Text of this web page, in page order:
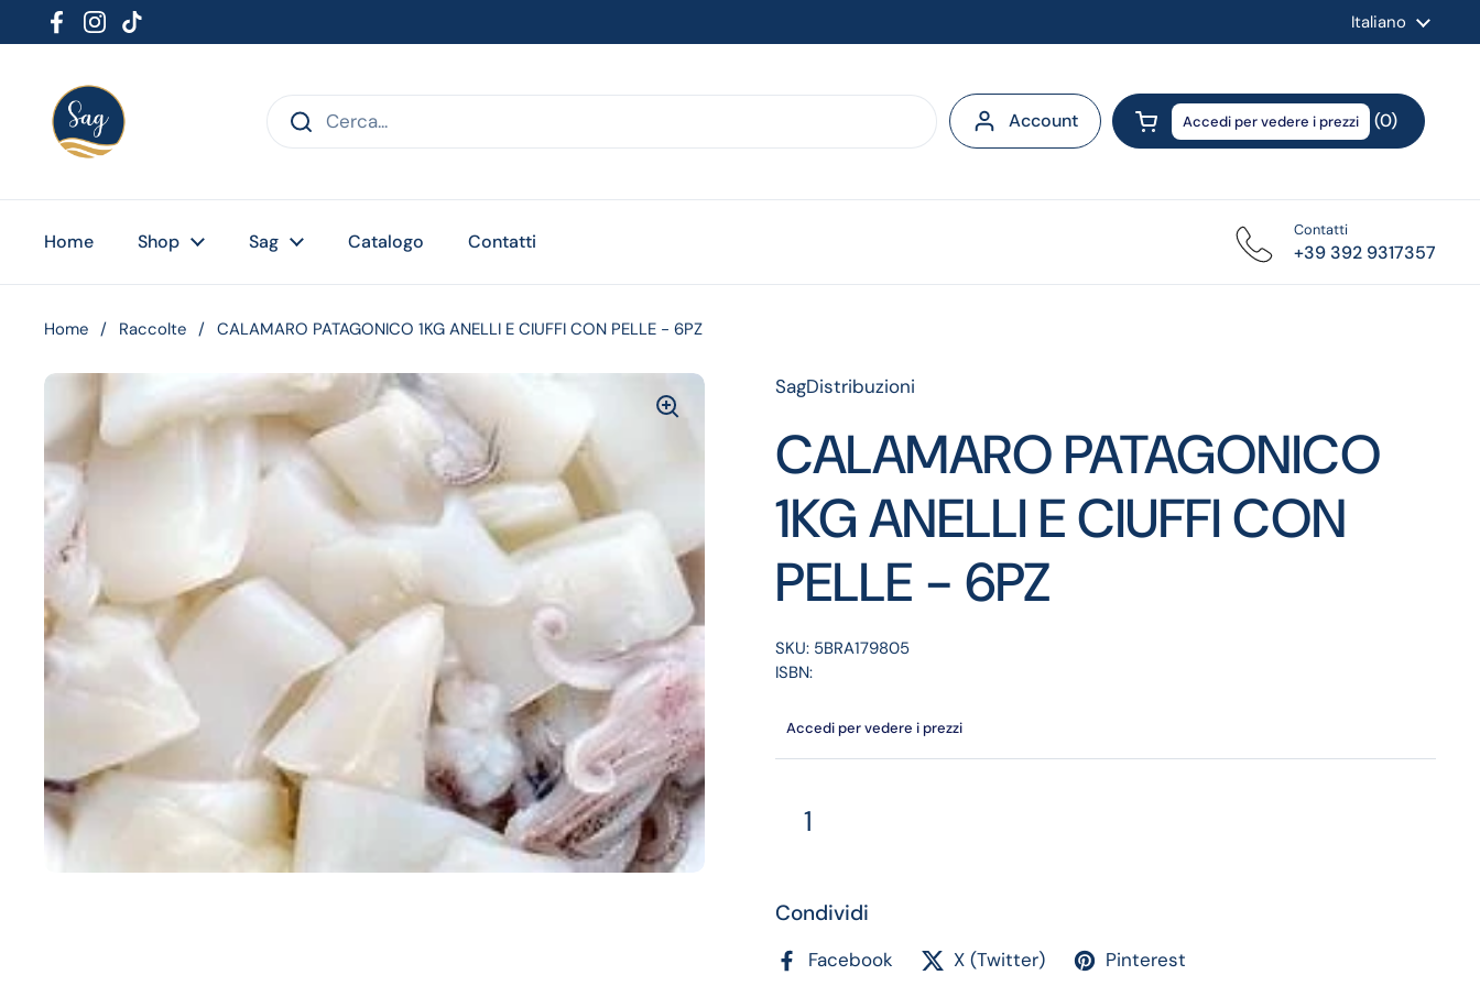
Passa ai contenuti
Facebook
Instagram
TikTok
Lingua
Italiano
Account Apri carrello
Accedi per vedere i prezzi 0
Home Shop Sag Catalogo Contatti
Contatti
+39 392 9317357
Home / Raccolte / CALAMARO PATAGONICO 1KG ANELLI E CIUFFI CON PELLE - 6PZ
SagDistribuzioni
CALAMARO PATAGONICO
1KG ANELLI E CIUFFI CON
PELLE - 6PZ
SKU: 5BRA179805
ISBN:
Accedi per vedere i prezzi
Condividi
Facebook X (Twitter) Pinterest